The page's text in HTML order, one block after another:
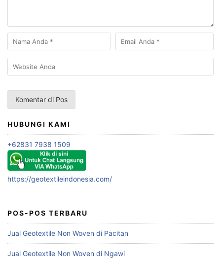
HUBUNGI KAMI
+62831 7938 1509
https://geotextileindonesia.com/
POS-POS TERBARU
Jual Geotextile Non Woven di Pacitan
Jual Geotextile Non Woven di Ngawi